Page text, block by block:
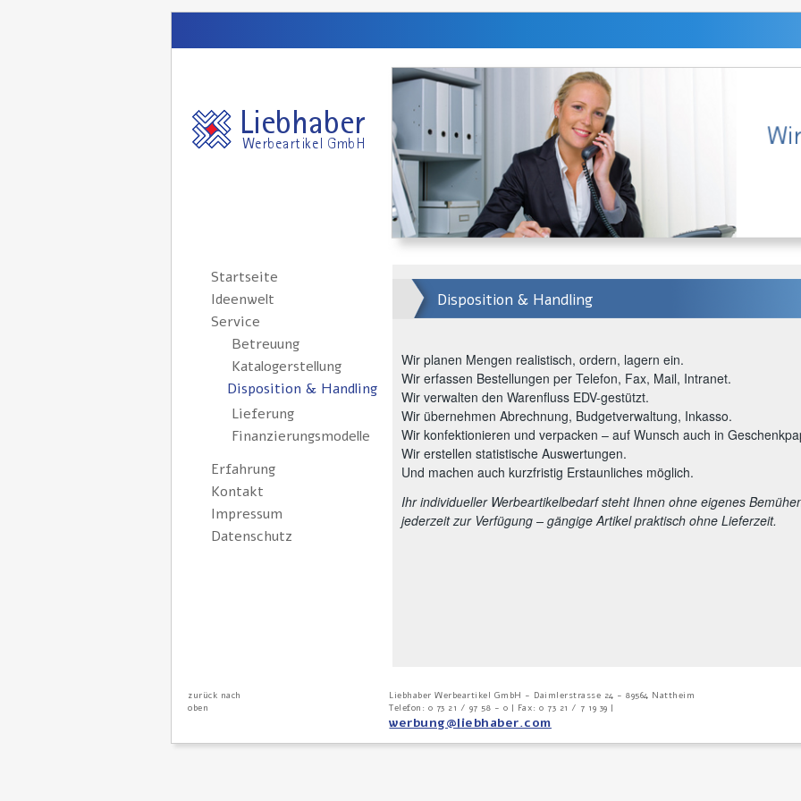
Disposition & Handling
Wir planen Mengen realistisch, ordern, lagern ein.
Wir erfassen Bestellungen per Telefon, Fax, Mail, Intranet.
Wir verwalten den Warenfluss EDV-gestützt.
Wir übernehmen Abrechnung, Budgetverwaltung, Inkasso.
Wir konfektionieren und verpacken – auf Wunsch auch in
Wir erstellen statistische Auswertungen.
Und machen auch kurzfristig Erstaunliches möglich.
Ihr individueller Werbeartikelbedarf steht Ihnen ohne eigenes
jederzeit zur Verfügung – gängige Artikel praktisch ohne Lieferzeit.
Navigation
überspringen
Startseite
Ideenwelt
Service
Betreuung
Katalogerstellung
Disposition & Handling
Lieferung
Finanzierungsmodelle
Erfahrung
Kontakt
Impressum
Datenschutz
zurück nach
oben
Liebhaber Werbeartikel GmbH - Daimlerstrasse 24 - 89564 Nattheim
Telefon: 0 73 21 / 97 58 - 0 | Fax: 0 73 21 / 7 19 39 |
werbung@liebhaber.com